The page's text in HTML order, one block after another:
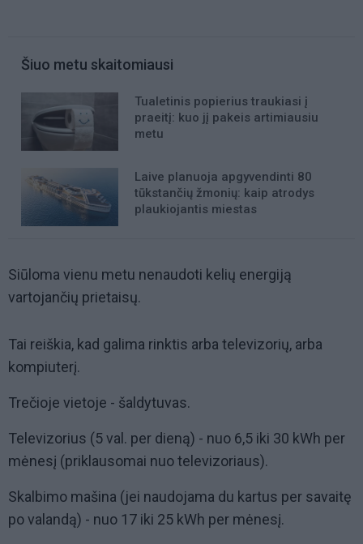
Šiuo metu skaitomiausi
Tualetinis popierius traukiasi į
praeitį: kuo jį pakeis artimiausiu
metu
Laive planuoja apgyvendinti 80
tūkstančių žmonių: kaip atrodys
plaukiojantis miestas
Siūloma vienu metu nenaudoti kelių energiją
vartojančių prietaisų.
Tai reiškia, kad galima rinktis arba televizorių, arba
kompiuterį.
Trečioje vietoje - šaldytuvas.
Televizorius (5 val. per dieną) - nuo 6,5 iki 30 kWh per
mėnesį (priklausomai nuo televizoriaus).
Skalbimo mašina (jei naudojama du kartus per savaitę
po valandą) - nuo 17 iki 25 kWh per mėnesį.